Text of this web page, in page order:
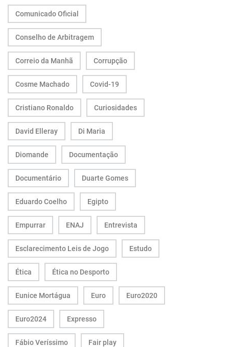
Comunicado Oficial
Conselho de Arbitragem
Correio da Manhã Corrupção
Cosme Machado Covid-19
Cristiano Ronaldo Curiosidades
David Elleray Di Maria
Diomande Documentação
Documentário Duarte Gomes
Eduardo Coelho Egipto
Empurrar ENAJ Entrevista
Esclarecimento Leis de Jogo Estudo
Ética Ética no Desporto
Eunice Mortágua Euro Euro2020
Euro2024 Expresso
Fábio Veríssimo Fair play